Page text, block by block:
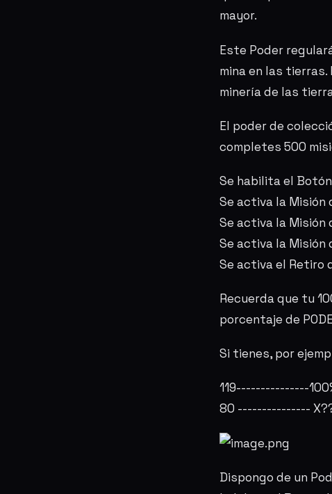
mayor.
Este Poder
mina en las
minería de las
El poder de
completes 500
Se habilita el
Se activa la Misión
Se activa la Misión
Se activa la Misión
Se activa el Retiro
Recuerda que tu
porcentaje de
Si tienes, por
119---------------
80 ---------------
Dispongo de un